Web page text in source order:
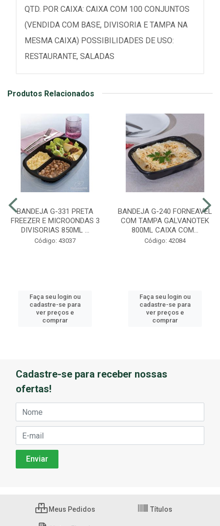
QTD. POR CAIXA: CAIXA COM 100 CONJUNTOS
(VENDIDA COM BASE, DIVISORIA E TAMPA NA
MESMA CAIXA) POSSIBILIDADES DE USO:
RESTAURANTE, SALADAS
Produtos Relacionados
BANDEJA G-331 PRETA
FREEZER E MICROONDAS 3
DIVISORIAS 850ML ...
Código: 43037
Faça seu login ou
cadastre-se para
ver preços e
comprar
BANDEJA G-240 FORNEAVEL
COM TAMPA GALVANOTEK
800ML CAIXA COM...
Código: 42084
Faça seu login ou
cadastre-se para
ver preços e
comprar
Cadastre-se para receber nossas
ofertas!
Meus Pedidos Títulos